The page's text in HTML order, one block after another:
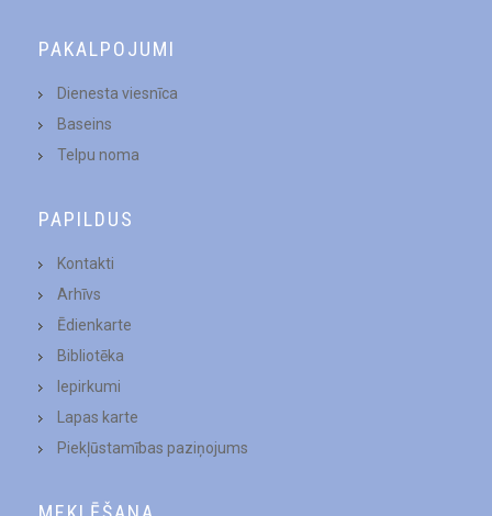
PAKALPOJUMI
Dienesta viesnīca
Baseins
Telpu noma
PAPILDUS
Kontakti
Arhīvs
Ēdienkarte
Bibliotēka
Iepirkumi
Lapas karte
Piekļūstamības paziņojums